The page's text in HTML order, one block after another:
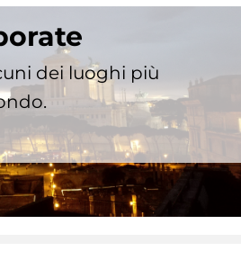
dei luoghi più